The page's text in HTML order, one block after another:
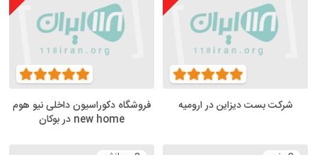
شرکت بست دیزاین در ارومیه
فروشگاه دکوراسیون داخلی نیو هوم
new home در بوکان